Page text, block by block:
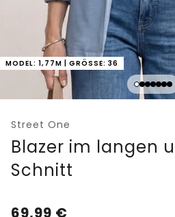
MODEL: 1,77M | GRÖSSE: 36
Street One
Blazer im langen
Schnitt
69,99 €